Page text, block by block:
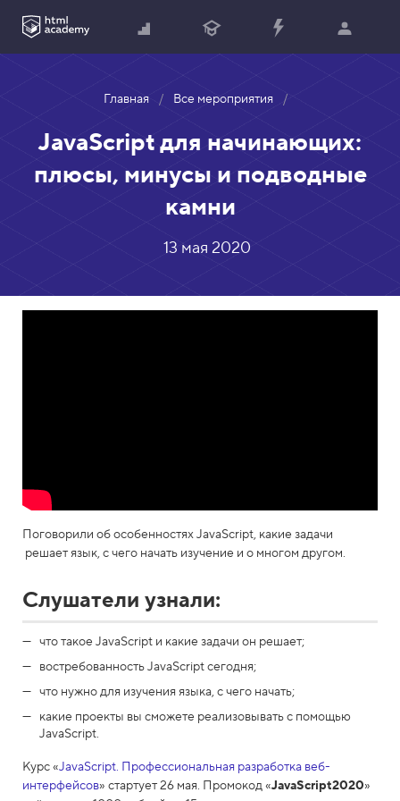
Главная Все мероприятия
JavaScript для начинающих:
плюсы, минусы и подводные
камни
13 мая 2020
Поговорили об особенностях JavaScript, какие задачи
решает язык, с чего начать изучение и о многом другом.
Слушатели узнали:
что такое JavaScript и какие задачи он решает;
востребованность JavaScript сегодня;
что нужно для изучения языка, с чего начать;
какие проекты вы сможете реализовывать с помощью
JavaScript.
Курс «JavaScript. Профессиональная разработка веб-
интерфейсов» стартует 26 мая. Промокод «JavaScript2020»